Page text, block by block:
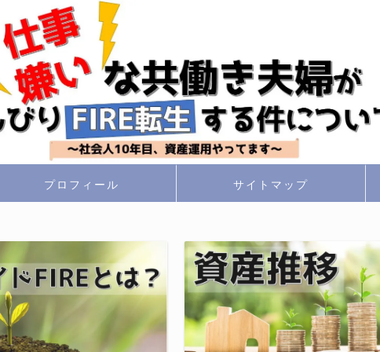
プロフィール サイトマップ